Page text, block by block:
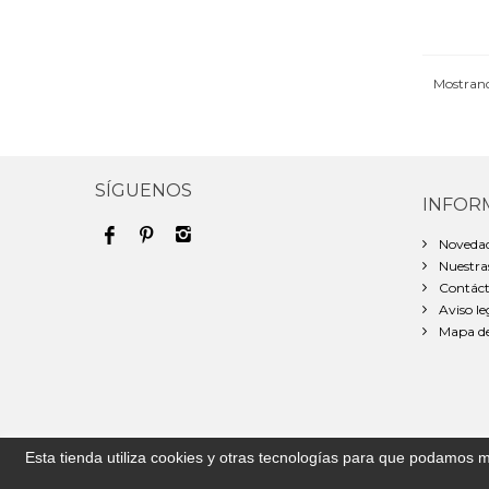
SÍGUENOS
Aviso
Mapa
Esta tienda utiliza cookies y otras tecnologías para que podamos